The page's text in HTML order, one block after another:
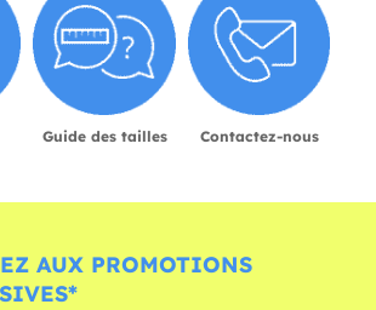
Guide des tailles Contactez-nous
AUX PROMOTIONS